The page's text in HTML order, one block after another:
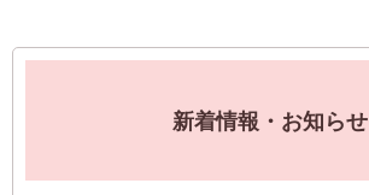
新着情報・お知らせ